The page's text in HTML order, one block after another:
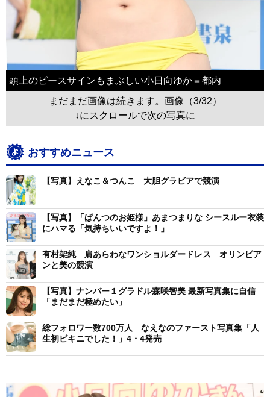
頭上のピースサインもまぶしい小日向ゆか＝都内
まだまだ画像は続きます。画像（3/32）
↓にスクロールで次の写真に
おすすめニュース
【写真】えなこ＆つんこ 大胆グラビアで競演
【写真】「ぱんつのお姫様」あまつまりな シースルー衣装
にハマる「気持ちいいですよ！」
有村架純 肩あらわなワンショルダードレス オリンピア
ンと美の競演
【写真】ナンバー１グラドル森咲智美 最新写真集に自信
「まだまだ極めたい」
総フォロワー数700万人 なえなのファースト写真集「人
生初ビキニでした！」4・4発売